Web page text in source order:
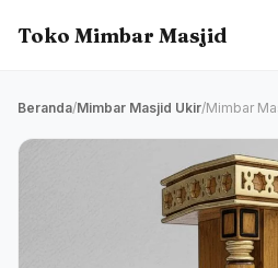
Toko Mimbar Masjid
Beranda/Mimbar Masjid Ukir/Mimbar